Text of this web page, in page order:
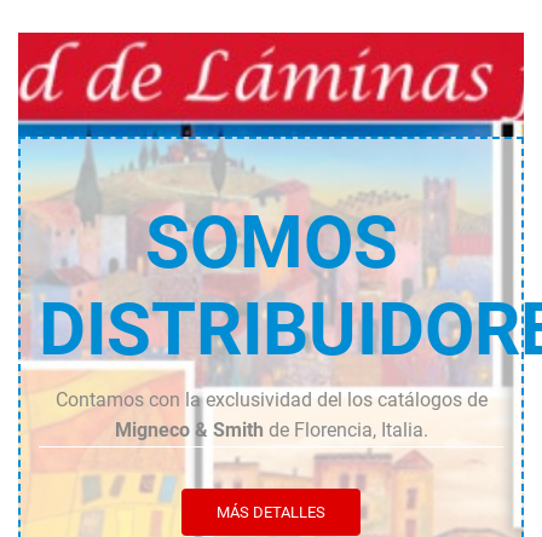
SOMOS
Contamos con la exclusividad del los catálogos de
Migneco & Smith de Florencia, Italia.
MÁS DETALLES